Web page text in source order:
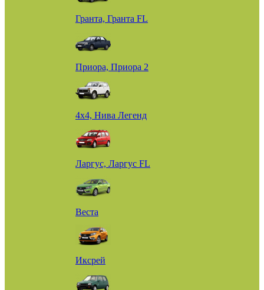
Гранта, Гранта FL
Приора, Приора 2
4х4, Нива Легенд
Ларгус, Ларгус FL
Веста
Иксрей